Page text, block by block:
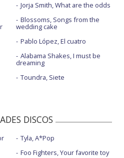
Jorja Smith, What are the odds
Blossoms, Songs from the
wedding cake
Pablo López, El cuatro
Alabama Shakes, I must be
dreaming
Toundra, Siete
DISCOS
Tyla, A*Pop
Foo Fighters, Your favorite toy